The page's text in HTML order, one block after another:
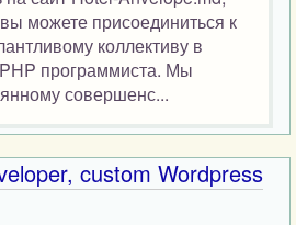
можете присоединиться к
коллективу в
программиста. Мы
совершенс...
custom Wordpress